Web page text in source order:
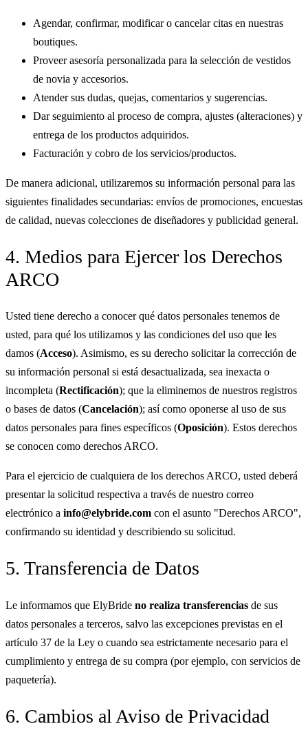
Agendar, confirmar, modificar o cancelar citas en nuestras
boutiques.
Proveer asesoría personalizada para la selección de vestidos
de novia y accesorios.
Atender sus dudas, quejas, comentarios y sugerencias.
Dar seguimiento al proceso de compra, ajustes (alteraciones) y
entrega de los productos adquiridos.
Facturación y cobro de los servicios/productos.
De manera adicional, utilizaremos su información personal para las
siguientes finalidades secundarias: envíos de promociones, encuestas
de calidad, nuevas colecciones de diseñadores y publicidad general.
4. Medios para Ejercer los Derechos
ARCO
Usted tiene derecho a conocer qué datos personales tenemos de
usted, para qué los utilizamos y las condiciones del uso que les
damos (Acceso). Asimismo, es su derecho solicitar la corrección de
su información personal si está desactualizada, sea inexacta o
incompleta (Rectificación); que la eliminemos de nuestros registros
o bases de datos (Cancelación); así como oponerse al uso de sus
datos personales para fines específicos (Oposición). Estos derechos
se conocen como derechos ARCO.
Para el ejercicio de cualquiera de los derechos ARCO, usted deberá
presentar la solicitud respectiva a través de nuestro correo
electrónico a info@elybride.com con el asunto "Derechos ARCO",
confirmando su identidad y describiendo su solicitud.
5. Transferencia de Datos
Le informamos que ElyBride no realiza transferencias de sus
datos personales a terceros, salvo las excepciones previstas en el
artículo 37 de la Ley o cuando sea estrictamente necesario para el
cumplimiento y entrega de su compra (por ejemplo, con servicios de
paquetería).
6. Cambios al Aviso de Privacidad